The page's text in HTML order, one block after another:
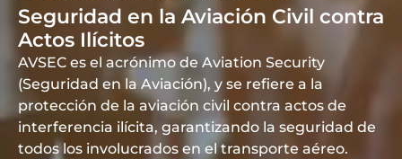
Seguridad en la Aviación Civil contra
Actos Ilícitos
AVSEC es el acrónimo de Aviation Security
(Seguridad en la Aviación), y se refiere a la
protección de la aviación civil contra actos de
interferencia ilícita, garantizando la seguridad de
todos los involucrados en el transporte aéreo.